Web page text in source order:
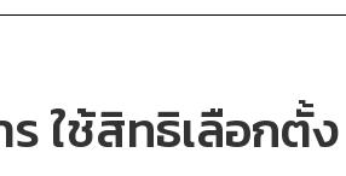
ใช้สิทธิเลือกตั้ง